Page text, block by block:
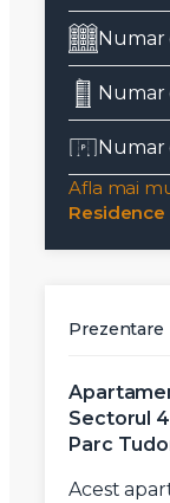
Numar
Numar
Numar
Afla mai
Residence
Prezentare
Sectorul
Parc
Acest